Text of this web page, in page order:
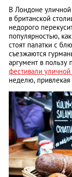
В Лондоне
в британской
недорого
популярностью,
стоят палатки с
съезжаются
аргумент в
фестивали
неделю,